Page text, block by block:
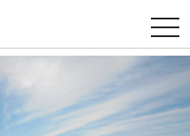
t
o
g
l
e
n
a